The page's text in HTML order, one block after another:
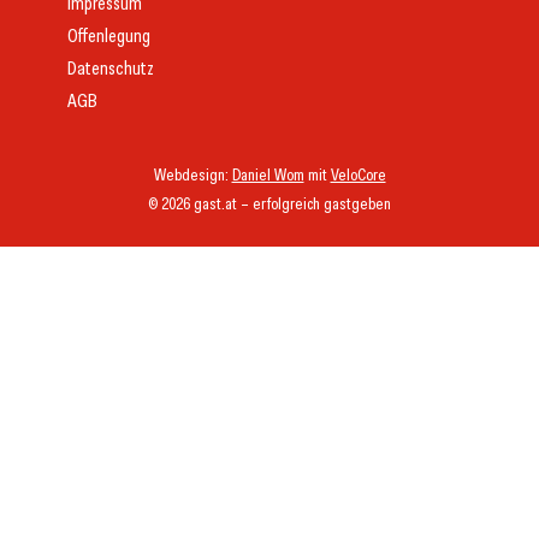
© 2026 gast.at – erfolgreich gastgeben
Webdesign: Daniel Wom mitVeloCore
Offenlegung
Datenschutz
AGB